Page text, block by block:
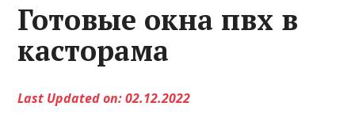
Готовые окна пвх в
касторама
Last Updated on: 02.12.2022